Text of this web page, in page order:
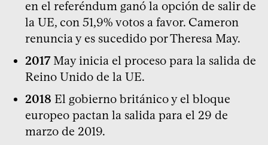
en el referéndum ganó la opción de salir de
la UE, con 51,9% votos a favor. Cameron
renuncia y es sucedido por Theresa May.
2017May inicia el proceso para la salida de
Reino Unido de la UE.
2018 El gobierno británico y el bloque
europeo pactan la salida para el 29 de
marzo de 2019.